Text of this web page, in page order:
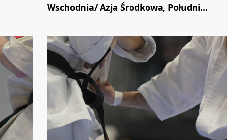
Wschodnia/ Azja Środkowa, Południ...